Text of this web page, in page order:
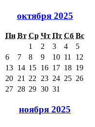
октября 2025
Пн Вт Ср Чт Пт Сб Вс
1
2 3 4
5
6
7 8 9 10 11
12
13 14 15 16 17 18 19
20 21 22 23 24 25 26
27 28 29 30 31
ноября 2025